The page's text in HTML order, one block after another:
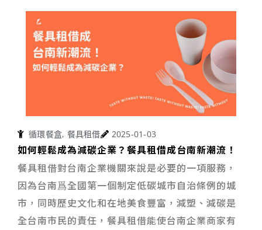
循環餐盒, 餐具租借 2025-01-03
如何輕鬆成為減碳企業？餐具租借成台南新潮流！
餐具租借對台南企業機關來說是必要的一項服務，
因為台南爲全國第一個制定低碳城市自治條例的城
市，同時歷史文化和在地美食豐富，減塑、減碳是
全台南市民的責任，餐具租借能使台南企業商家有